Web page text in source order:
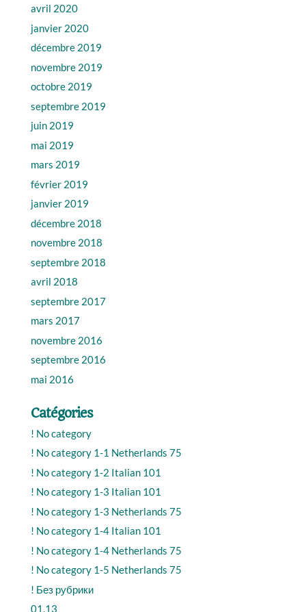
avril 2020
janvier 2020
décembre 2019
novembre 2019
octobre 2019
septembre 2019
juin 2019
mai 2019
mars 2019
février 2019
janvier 2019
décembre 2018
novembre 2018
septembre 2018
avril 2018
septembre 2017
mars 2017
novembre 2016
septembre 2016
mai 2016
Catégories
! No category
! No category 1-1 Netherlands 75
! No category 1-2 Italian 101
! No category 1-3 Italian 101
! No category 1-3 Netherlands 75
! No category 1-4 Italian 101
! No category 1-4 Netherlands 75
! No category 1-5 Netherlands 75
! Без рубрики
01.13